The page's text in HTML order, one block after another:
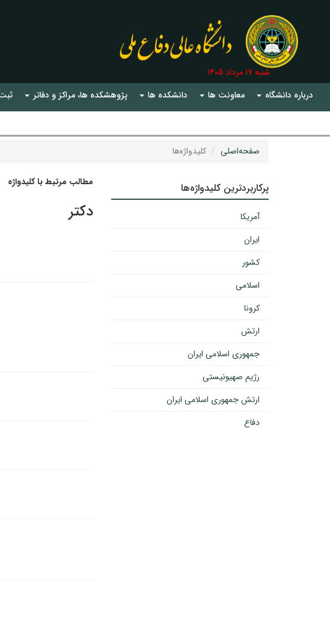
درباره دانشگاه معاونت ها دانشکده ها پژوهشکده ها، مراکز و دفاتر
شنبه ۱۷ مرداد ۱۴۰۵
صفحه‌اصلی کلیدواژه‌ها
مطالب مرتبط با کلیدواژه
دکتر
پرکاربردترین کلیدواژه‌ها
آمریکا
ایران
کشور
اسلامی
کرونا
ارتش
جمهوری اسلامی ایران
رژیم صهیونیستی
ارتش جمهوری اسلامی ایران
دفاع